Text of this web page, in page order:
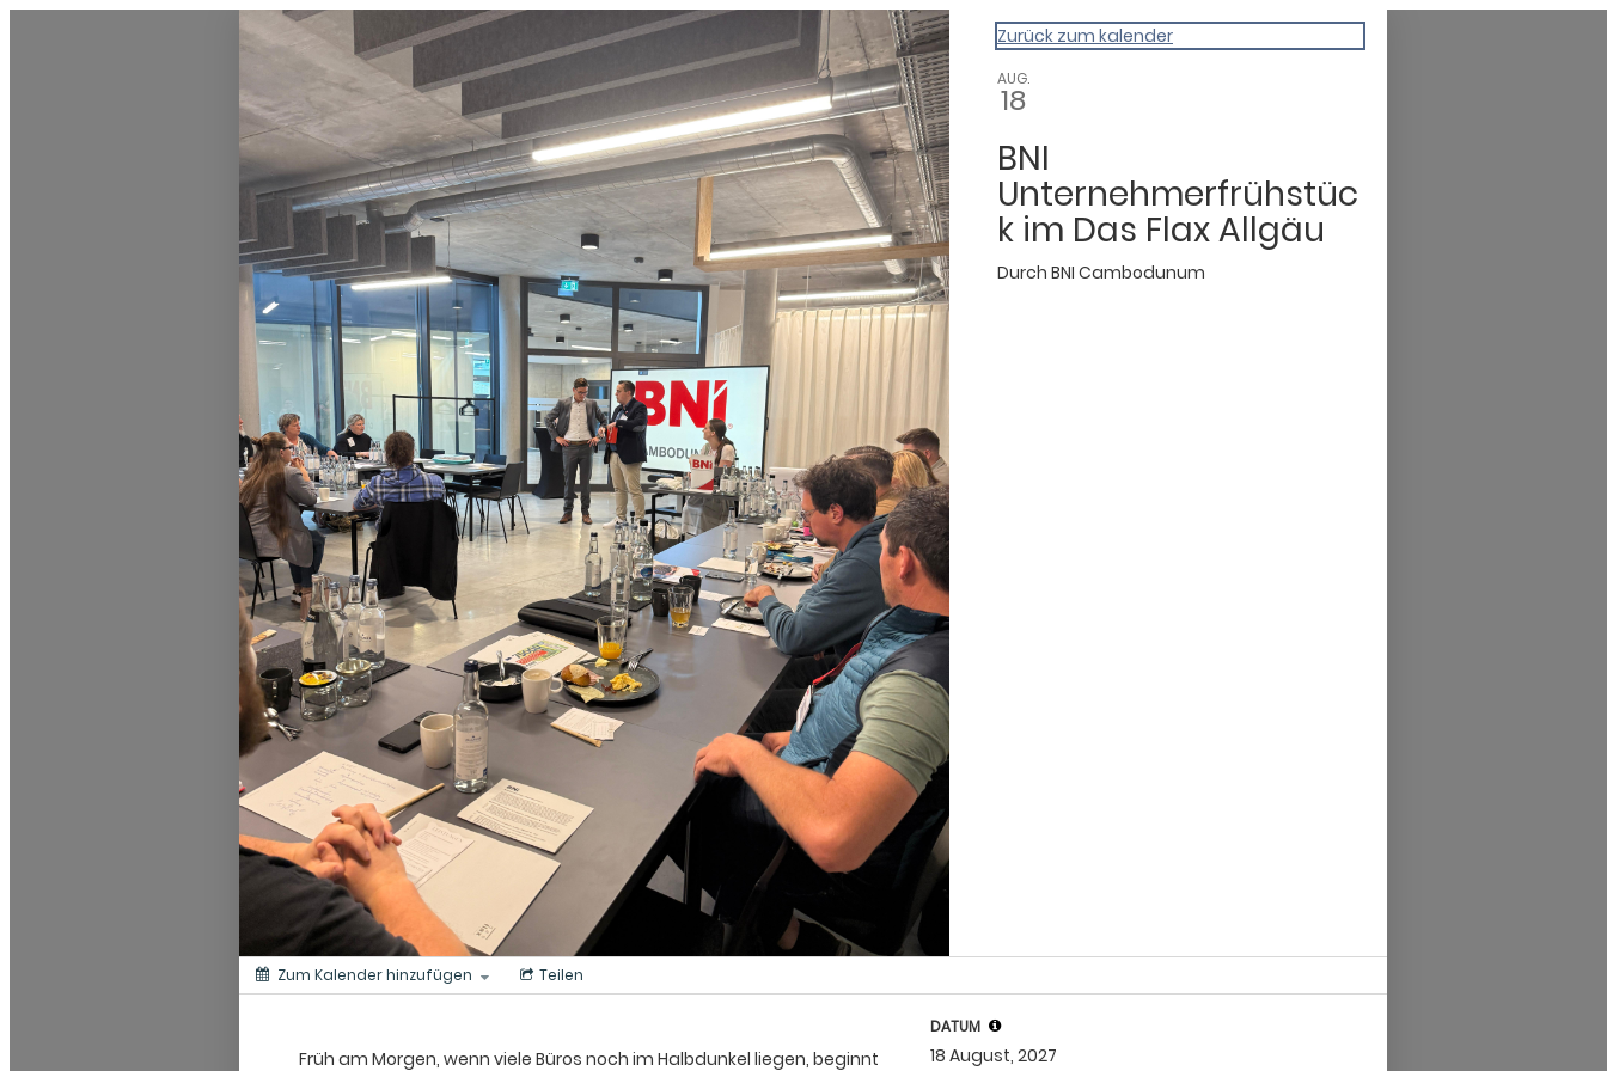
0831 - das Kemptener Stadtmagazin Zurück zum kalender
AUG.
18
BNI
Unternehmerfrühstüc
k im Das Flax Allgäu
Durch BNI Cambodunum
Zum Kalender hinzufügen Teilen
Früh am Morgen, wenn viele Büros noch im Halbdunkel liegen, beginnt
DATUM
18 August, 2027